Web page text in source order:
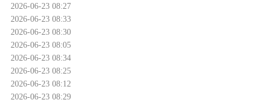
2026-06-23 08:27
2026-06-23 08:33
2026-06-23 08:30
2026-06-23 08:05
2026-06-23 08:34
2026-06-23 08:25
2026-06-23 08:12
2026-06-23 08:29